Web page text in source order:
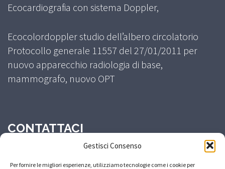
Gestisci Consenso
Per fornire le migliori esperienze, utilizziamo tecnologie come i cookie per
Ecocardiografia con sistema Doppler,
Ecocolordoppler studio dell’albero circolatorio
Protocollo generale 11557 del 27/01/2011 per
nuovo apparecchio radiologia di base,
mammografo, nuovo OPT
CONTATTACI
Centralino: 0574400761